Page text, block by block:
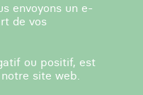
envoyons un e-
de vos
ou positif, est
site web.